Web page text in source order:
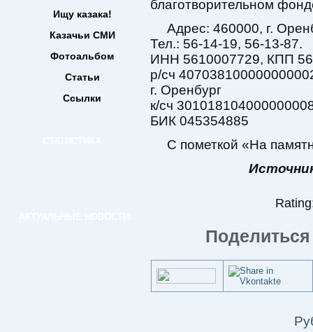
Ищу казака!
Казачьи СМИ
Фотоальбом
Статьи
Ссылки
благотворительном
Адрес: 460000, г.
Тел.: 56-14-19, 56-13-87.
ИНН 5610007729, КПП
р/сч
г. Оренбург
к/сч
БИК 045354885
С пометкой «На